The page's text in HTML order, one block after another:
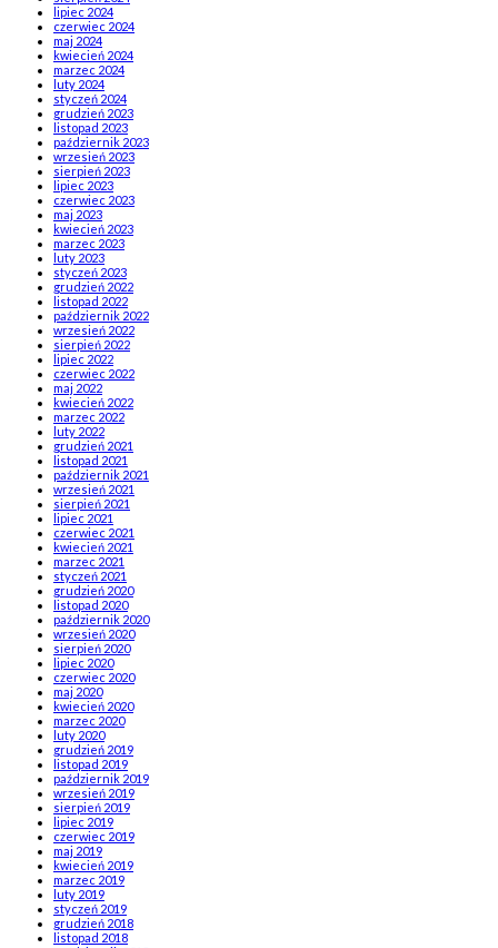
lipiec 2024
czerwiec 2024
maj 2024
kwiecień 2024
marzec 2024
luty 2024
styczeń 2024
grudzień 2023
listopad 2023
październik 2023
wrzesień 2023
sierpień 2023
lipiec 2023
czerwiec 2023
maj 2023
kwiecień 2023
marzec 2023
luty 2023
styczeń 2023
grudzień 2022
listopad 2022
październik 2022
wrzesień 2022
sierpień 2022
lipiec 2022
czerwiec 2022
maj 2022
kwiecień 2022
marzec 2022
luty 2022
grudzień 2021
listopad 2021
październik 2021
wrzesień 2021
sierpień 2021
lipiec 2021
czerwiec 2021
kwiecień 2021
marzec 2021
styczeń 2021
grudzień 2020
listopad 2020
październik 2020
wrzesień 2020
sierpień 2020
lipiec 2020
czerwiec 2020
maj 2020
kwiecień 2020
marzec 2020
luty 2020
grudzień 2019
listopad 2019
październik 2019
wrzesień 2019
sierpień 2019
lipiec 2019
czerwiec 2019
maj 2019
kwiecień 2019
marzec 2019
luty 2019
styczeń 2019
grudzień 2018
listopad 2018